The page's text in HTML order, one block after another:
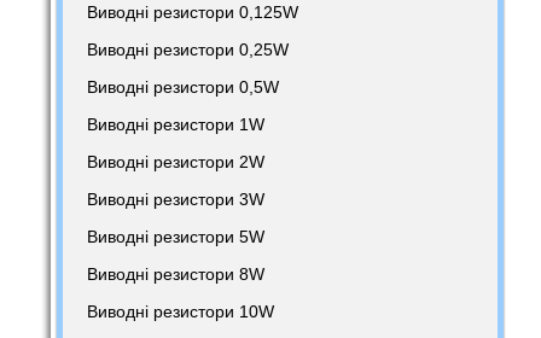
Виводні резистори 0,125W
Виводні резистори 0,25W
Виводні резистори 0,5W
Виводні резистори 1W
Виводні резистори 2W
Виводні резистори 3W
Виводні резистори 5W
Виводні резистори 8W
Виводні резистори 10W